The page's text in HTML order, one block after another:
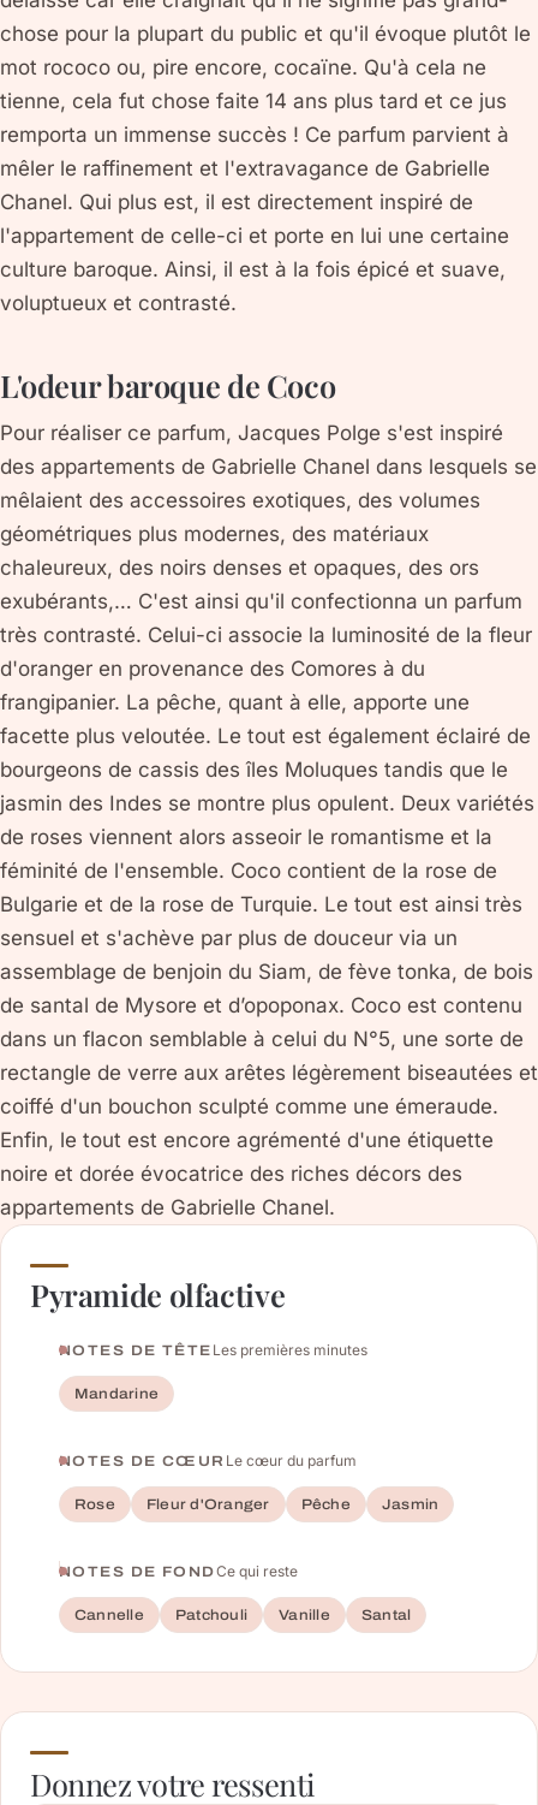
chose pour la plupart du public et qu'il évoque plutôt le
mot rococo ou, pire encore, cocaïne. Qu'à cela ne
tienne, cela fut chose faite 14 ans plus tard et ce jus
remporta un immense succès ! Ce parfum parvient à
mêler le raffinement et l'extravagance de Gabrielle
Chanel. Qui plus est, il est directement inspiré de
l'appartement de celle-ci et porte en lui une certaine
culture baroque. Ainsi, il est à la fois épicé et suave,
voluptueux et contrasté.
L'odeur baroque de Coco
Pour réaliser ce parfum, Jacques Polge s'est inspiré
des appartements de Gabrielle Chanel dans lesquels se
mêlaient des accessoires exotiques, des volumes
géométriques plus modernes, des matériaux
chaleureux, des noirs denses et opaques, des ors
exubérants,… C'est ainsi qu'il confectionna un parfum
très contrasté. Celui-ci associe la luminosité de la fleur
d'oranger en provenance des Comores à du
frangipanier. La pêche, quant à elle, apporte une
facette plus veloutée. Le tout est également éclairé de
bourgeons de cassis des îles Moluques tandis que le
jasmin des Indes se montre plus opulent. Deux variétés
de roses viennent alors asseoir le romantisme et la
féminité de l'ensemble. Coco contient de la rose de
Bulgarie et de la rose de Turquie. Le tout est ainsi très
sensuel et s'achève par plus de douceur via un
assemblage de benjoin du Siam, de fève tonka, de bois
de santal de Mysore et d’opoponax. Coco est contenu
dans un flacon semblable à celui du N°5, une sorte de
rectangle de verre aux arêtes légèrement biseautées et
coiffé d'un bouchon sculpté comme une émeraude.
Enfin, le tout est encore agrémenté d'une étiquette
noire et dorée évocatrice des riches décors des
appartements de Gabrielle Chanel.
Pyramide olfactive
NOTES DE TÊTE Les premières minutes
Mandarine
NOTES DE CŒUR Le cœur du parfum
Rose Fleur d'Oranger Pêche Jasmin
NOTES DE FONDCe qui reste
Cannelle Patchouli Vanille Santal
Donnez votre ressenti